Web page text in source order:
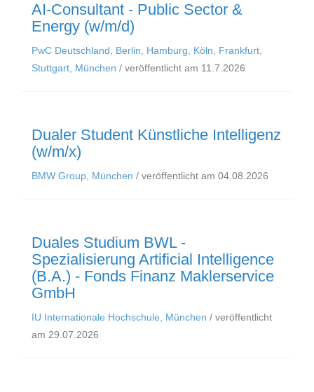
AI-Consultant - Public Sector &
Energy (w/m/d)
PwC Deutschland, Berlin, Hamburg, Köln, Frankfurt,
Stuttgart, München / veröffentlicht am 11.7.2026
Dualer Student Künstliche Intelligenz
(w/m/x)
BMW Group, München / veröffentlicht am 04.08.2026
Duales Studium BWL -
Spezialisierung Artificial Intelligence
(B.A.) - Fonds Finanz Maklerservice
GmbH
IU Internationale Hochschule, München / veröffentlicht
am 29.07.2026